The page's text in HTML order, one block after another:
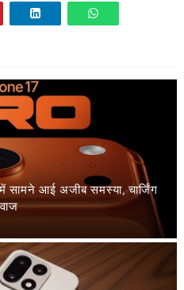
सामने आई अजीब समस्या, चार्जिंग